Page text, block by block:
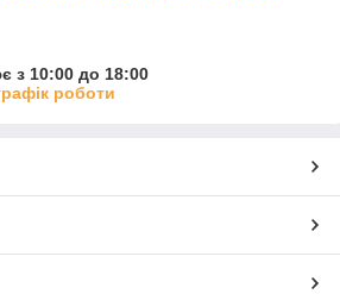
з 10:00 до 18:00
роботи